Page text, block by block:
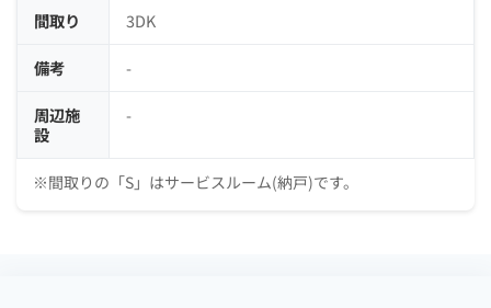
間取り 3DK
備考 -
周辺施
設
-
※間取りの「S」はサービスルーム(納戸)です。